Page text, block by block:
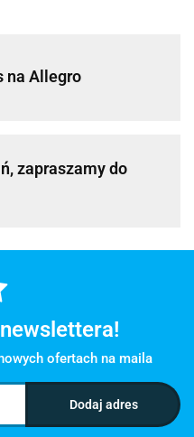
na Allegro
zapraszamy do
ofertach na maila